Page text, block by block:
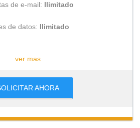
de e-mail: Ilimitado
de datos: Ilimitado
ver mas
AHORA